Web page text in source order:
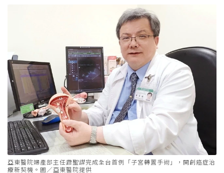
亞東醫院婦產部主任蕭聖謀完成全台首例「子宮轉置手術」，開創癌症治
療新契機。圖／亞東醫院提供